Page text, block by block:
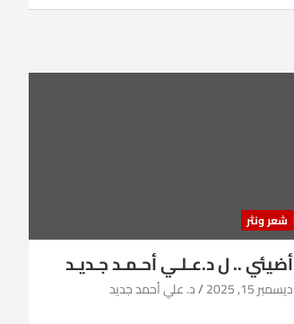
شعر ونثر
أضيئي .. ل د.عـلـي أحـمـد جـديـد
ديسمبر 15, 2025 د. علي أحمد جديد